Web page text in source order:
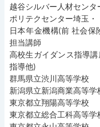
越谷シルバー人材セン
ポリテクセンター埼玉
日本年金機構(前 社会保
担当講師
高校生ガイダンス指導
指導他)
群馬県立渋川高等学校
新潟県立新潟商業高等学
東京都立翔陽高等学校
東京都立総合工科高等学